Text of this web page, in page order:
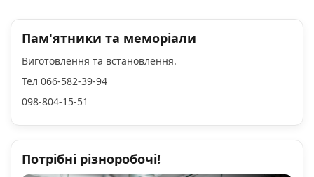
Пам'ятники та меморіали
Виготовлення та встановлення.
Тел 066-582-39-94
098-804-15-51
Потрібні різноробочі!